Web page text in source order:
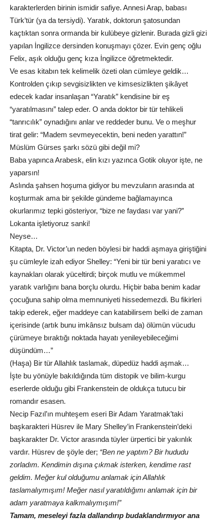
karakterlerden birinin ismidir safiye. Annesi Arap, babası
Türk’tür (ya da tersiydi). Yaratık, doktorun şatosundan
kaçtıktan sonra ormanda bir kulübeye gizlenir. Burada gizli gizi
yapılan İngilizce dersinden konuşmayı çözer. Evin genç oğlu
Felix, aşık olduğu genç kıza İngilizce öğretmektedir.
Ve esas kitabın tek kelimelik özeti olan cümleye geldik…
Kontrolden çıkıp sevgisizlikten ve kimsesizlikten şikâyet
edecek kadar insanlaşan “Yaratık” kendisine bir eş
“yaratılmasını” talep eder. O anda doktor bir tür tehlikeli
“tanrıcılık” oynadığını anlar ve reddeder bunu. Ve o meşhur
tirat gelir: “Madem sevmeyecektin, beni neden yarattın!”
Müslüm Gürses şarkı sözü gibi değil mi?
Baba yapınca Arabesk, elin kızı yazınca Gotik oluyor işte, ne
yaparsın!
Aslında şahsen hoşuma gidiyor bu mevzuların arasında at
koşturmak ama bir şekilde gündeme bağlamayınca
okurlarımız tepki gösteriyor, “bize ne faydası var yani?”
Lokanta işletiyoruz sanki!
Neyse…
Kitapta, Dr. Victor’un neden böylesi bir haddi aşmaya giriştiğini
şu cümleyle izah ediyor Shelley: “Yeni bir tür beni yaratıcı ve
kaynakları olarak yüceltirdi; birçok mutlu ve mükemmel
yaratık varlığını bana borçlu olurdu. Hiçbir baba benim kadar
çocuğuna sahip olma memnuniyeti hissedemezdi. Bu fikirleri
takip ederek, eğer maddeye can katabilirsem belki de zaman
içerisinde (artık bunu imkânsız bulsam da) ölümün vücudu
çürümeye bıraktığı noktada hayatı yenileyebileceğimi
düşündüm…”
(Haşa) Bir tür Allahlık taslamak, düpedüz haddi aşmak…
İşte bu yönüyle bakıldığında tüm distopik ve bilim-kurgu
eserlerde olduğu gibi Frankenstein de oldukça tutucu bir
romandır esasen.
Necip Fazıl’ın muhteşem eseri Bir Adam Yaratmak’taki
başkarakteri Hüsrev ile Mary Shelley’in Frankenstein’deki
başkarakter Dr. Victor arasında tüyler ürpertici bir yakınlık
vardır. Hüsrev de şöyle der; “Ben ne yaptım? Bir hududu
zorladım. Kendimin dışına çıkmak isterken, kendime rast
geldim. Meğer kul olduğumu anlamak için Allahlık
taslamalıymışım! Meğer nasıl yaratıldığımı anlamak için bir
adam yaratmaya kalkmalıymışım!”
Tamam, meseleyi fazla dallandırıp budaklandırmıyor ana